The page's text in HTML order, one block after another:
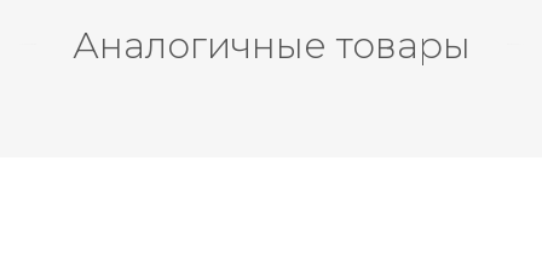
Аналогичные товары